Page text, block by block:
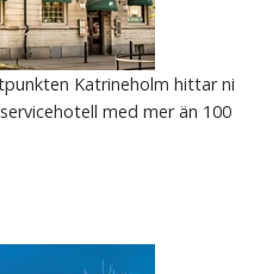
Katrineholm hittar ni
med mer än 100